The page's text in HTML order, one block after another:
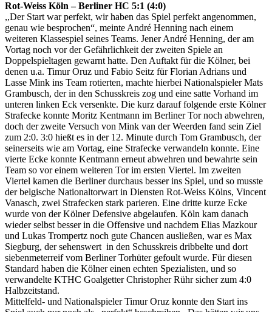
Rot-Weiss Köln – Berliner HC 5:1 (4:0)
,,Der Start war perfekt, wir haben das Spiel perfekt angenommen,
genau wie besprochen“, meinte André Henning nach einem
weiteren Klassespiel seines Teams. Jener André Henning, der am
Vortag noch vor der Gefährlichkeit der zweiten Spiele an
Doppelspieltagen gewarnt hatte. Den Auftakt für die Kölner, bei
denen u.a. Timur Oruz und Fabio Seitz für Florian Adrians und
Lasse Mink ins Team rotierten, machte hierbei Nationalspieler Mats
Grambusch, der in den Schusskreis zog und eine satte Vorhand im
unteren linken Eck versenkte. Die kurz darauf folgende erste Kölner
Strafecke konnte Moritz Kentmann im Berliner Tor noch abwehren,
doch der zweite Versuch von Mink van der Weerden fand sein Ziel
zum 2:0. 3:0 hießt es in der 12. Minute durch Tom Grambusch, der
seinerseits wie am Vortag, eine Strafecke verwandeln konnte. Eine
vierte Ecke konnte Kentmann erneut abwehren und bewahrte sein
Team so vor einem weiteren Tor im ersten Viertel. Im zweiten
Viertel kamen die Berliner durchaus besser ins Spiel, und so musste
der belgische Nationaltorwart in Diensten Rot-Weiss Kölns, Vincent
Vanasch, zwei Strafecken stark parieren. Eine dritte kurze Ecke
wurde von der Kölner Defensive abgelaufen. Köln kam danach
wieder selbst besser in die Offensive und nachdem Elias Mazkour
und Lukas Trompertz noch gute Chancen ausließen, war es Max
Siegburg, der sehenswert in den Schusskreis dribbelte und dort
siebenmeterreif vom Berliner Torhüter gefoult wurde. Für diesen
Standard haben die Kölner einen echten Spezialisten, und so
verwandelte KTHC Goalgetter Christopher Rühr sicher zum 4:0
Halbzeitstand.
Mittelfeld- und Nationalspieler Timur Oruz konnte den Start ins